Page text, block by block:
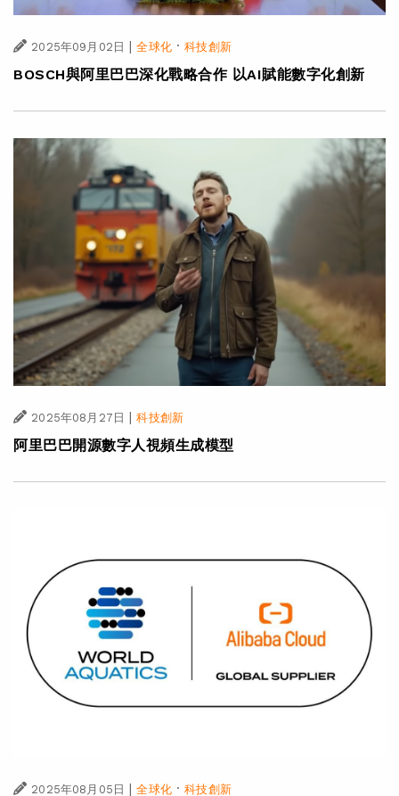
2025年09月02日 | 全球化·科技創新
BOSCH與阿里巴巴深化戰略合作 以AI賦能數字化創新
2025年08月27日 | 科技創新
阿里巴巴開源數字人視頻生成模型
2025年08月05日 | 全球化·科技創新